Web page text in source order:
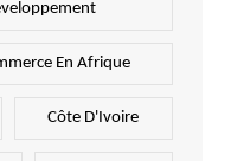
En Afrique
Côte D'Ivoire